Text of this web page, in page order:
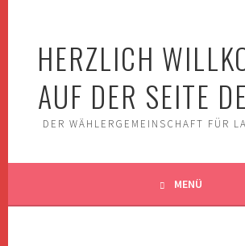
HERZLICH
AUF DER SEITE
DER WÄHLERGEMEINSCHAFT FÜR
MENÜ